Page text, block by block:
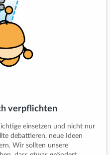
verpflichten
einsetzen und nicht nur
debattieren, neue Ideen
Wir sollten unsere